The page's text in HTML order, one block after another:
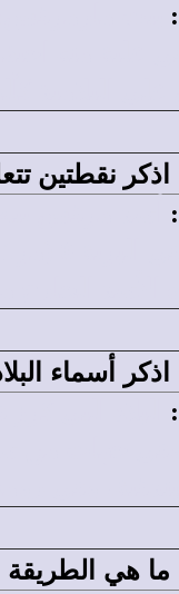
:
اذكر نقطتين
:
اذكر أسماء
:
ما هي